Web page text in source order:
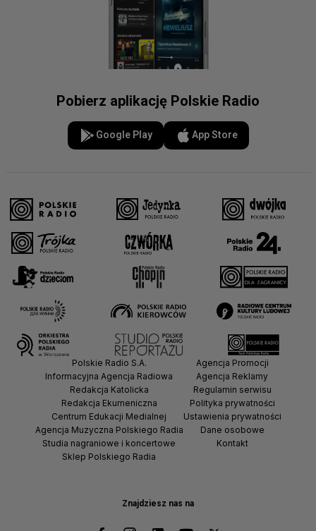
Pobierz aplikację Polskie Radio
Google Play App Store
Znajdziesz nas na
Polskie Radio S.A.
Informacyjna Agencja Radiowa
Redakcja Katolicka
Redakcja Ekumeniczna
Centrum Edukacji Medialnej
Agencja Muzyczna Polskiego Radia
Studia nagraniowe i koncertowe
Sklep Polskiego Radia
Agencja Promocji
Agencja Reklamy
Regulamin serwisu
Polityka prywatności
Ustawienia prywatności
Dane osobowe
Kontakt